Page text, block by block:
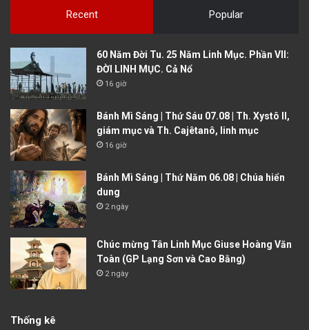
Recent Popular
60 Năm Đời Tu. 25 Năm Linh Mục. Phần VII:
ĐỜI LINH MỤC. Cả Nổ
16 giờ
Bánh Mì Sáng | Thứ Sáu 07.08 | Th. Xystô II,
giám mục và Th. Cajêtanô, linh mục
16 giờ
Bánh Mì Sáng | Thứ Năm 06.08 | Chúa hiển
dung
2 ngày
Chúc mừng Tân Linh Mục Giuse Hoàng Văn
Toàn (GP Lạng Sơn và Cao Bằng)
2 ngày
Thống kê